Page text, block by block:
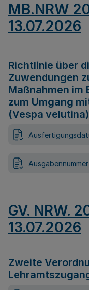
MB.NRW
13.07.2026
Richtlinie über
Zuwendungen
Maßnahmen im
zum Umgang
(Vespa
Ausgabennummer
GV. NRW.
13.07.2026
Zweite